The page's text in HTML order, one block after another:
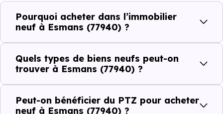
Côté cadre de vie, Esmans (77940) dispose de 3
commerces, 0 professions médicales et 1 établissements
scolaires. Des équipements du quotidien qui constituent
autant d'arguments concrets pour habiter ou investir
dans la commune.
Pourquoi acheter dans l’immobilier
neuf à Esmans (77940) ?
Quels types de biens neufs peut-on
trouver à Esmans (77940) ?
Peut-on bénéficier du PTZ pour acheter
neuf à Esmans (77940) ?